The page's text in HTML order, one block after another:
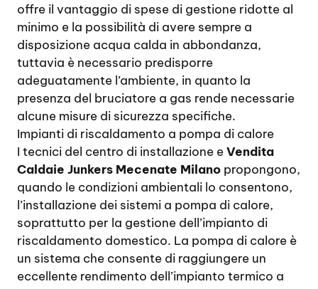
offre il vantaggio di spese di gestione ridotte al
minimo e la possibilità di avere sempre a
disposizione acqua calda in abbondanza,
tuttavia è necessario predisporre
adeguatamente l’ambiente, in quanto la
presenza del bruciatore a gas rende necessarie
alcune misure di sicurezza specifiche.
Impianti di riscaldamento a pompa di calore
I tecnici del centro di installazione eVendita
Caldaie Junkers Mecenate Milano propongono,
quando le condizioni ambientali lo consentono,
l’installazione dei sistemi a pompa di calore,
soprattutto per la gestione dell’impianto di
riscaldamento domestico. La pompa di calore è
un sistema che consente di raggiungere un
eccellente rendimento dell’impianto termico a